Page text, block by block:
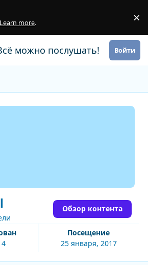
Learn more. ×
можно послушать! Войти
Посещение
25 января, 2017
Обзор контента